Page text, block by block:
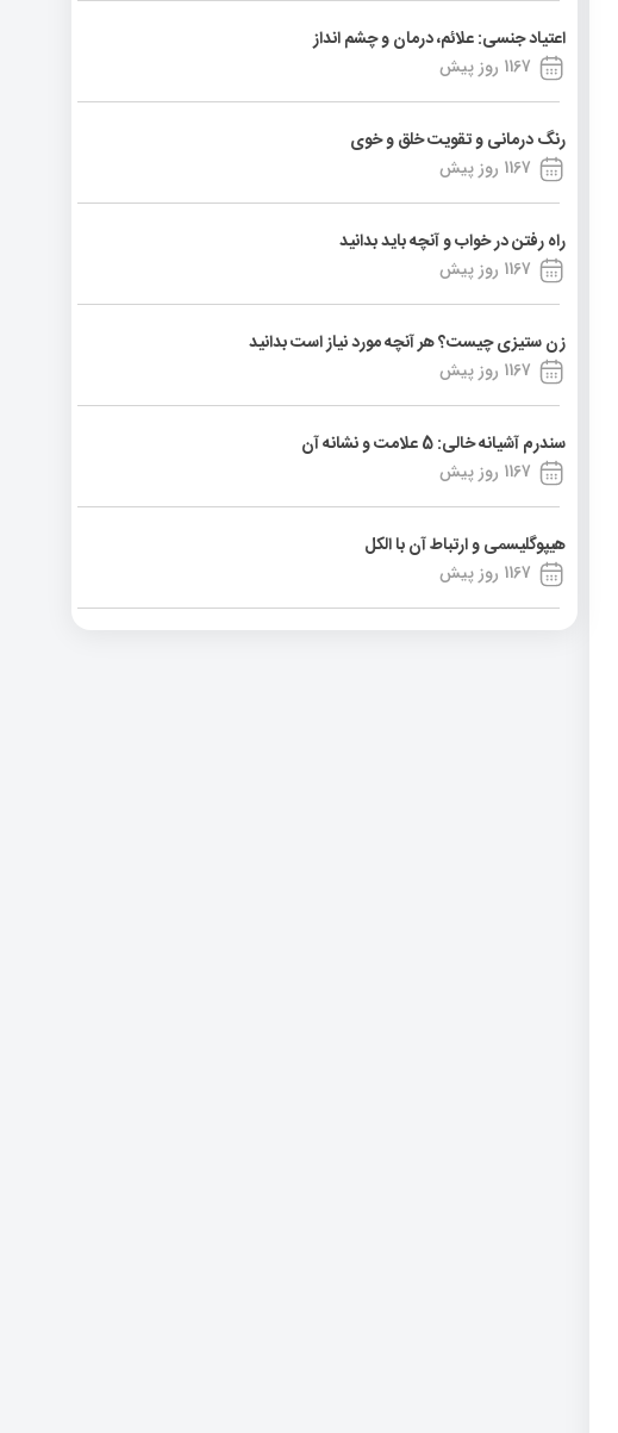
اعتیاد جنسی: علائم، درمان و چشم انداز
1167 روز پیش
رنگ درمانی و تقویت خلق و خوی
1167 روز پیش
راه رفتن در خواب و آنچه باید بدانید
1167 روز پیش
زن ستیزی چیست؟ هر آنچه مورد نیاز است بدانید
1167 روز پیش
سندرم آشیانه خالی: 5 علامت و نشانه آن
1167 روز پیش
هیپوگلیسمی و ارتباط آن با الکل
1167 روز پیش